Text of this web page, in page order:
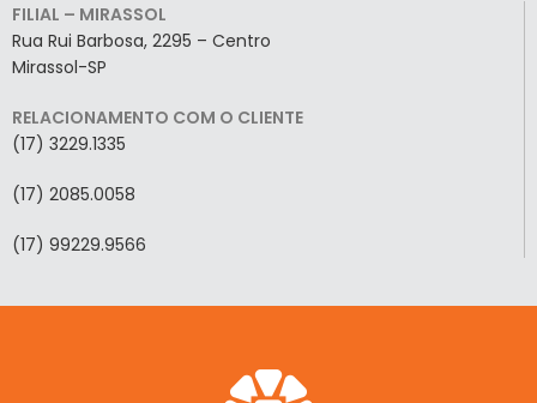
FILIAL – MIRASSOL
Rua Rui Barbosa, 2295 – Centro
Mirassol-SP
RELACIONAMENTO COM O CLIENTE
(17) 3229.1335
(17) 2085.0058
(17) 99229.9566